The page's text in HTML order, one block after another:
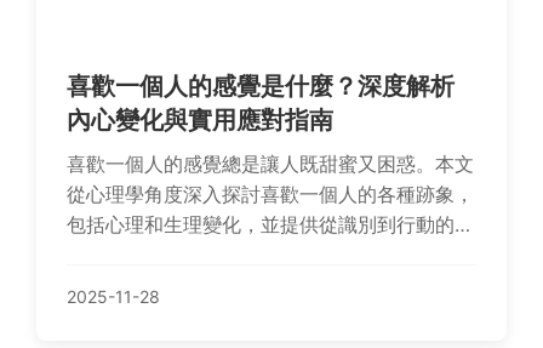
喜歡一個人的感覺是什麼？深度解析
內心變化與實用應對指南
喜歡一個人的感覺總是讓人既甜蜜又困惑。本文
從心理學角度深入探討喜歡一個人的各種跡象，
包括心理和生理變化，並提供從識別到行動的完
己的心意、暗戀的負面影響等，幫助你更好地理
2025-11-28